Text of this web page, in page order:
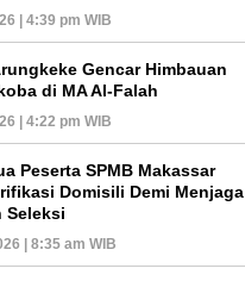
| 4:39 pm WIB
Gencar Himbauan
di MA Al-Falah
| 4:22 pm WIB
Peserta SPMB Makassar
Domisili Demi Menjaga
Seleksi
| 8:35 am WIB